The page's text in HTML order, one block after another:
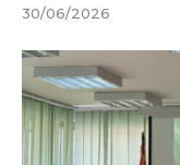
30/06/2026